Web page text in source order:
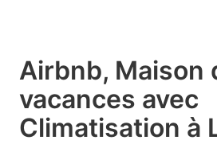
Airbnb, Maison
vacances avec
Climatisation à